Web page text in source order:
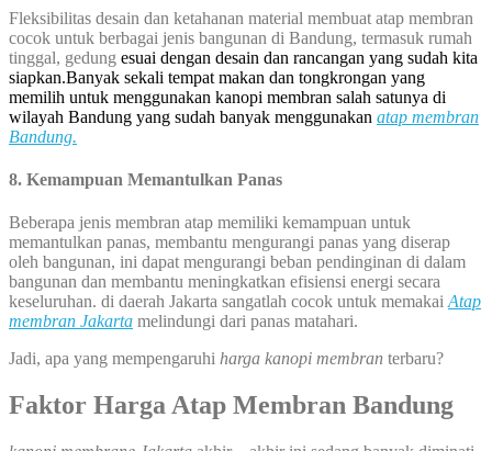
Fleksibilitas desain dan ketahanan material membuat atap membran
cocok untuk berbagai jenis bangunan di Bandung, termasuk rumah
tinggal, gedung esuai dengan desain dan rancangan yang sudah kita
siapkan.Banyak sekali tempat makan dan tongkrongan yang
memilih untuk menggunakan kanopi membran salah satunya di
wilayah Bandung yang sudah banyak menggunakan atap membran
Bandung.
8. Kemampuan Memantulkan Panas
Beberapa jenis membran atap memiliki kemampuan untuk
memantulkan panas, membantu mengurangi panas yang diserap
oleh bangunan, ini dapat mengurangi beban pendinginan di dalam
bangunan dan membantu meningkatkan efisiensi energi secara
keseluruhan. di daerah Jakarta sangatlah cocok untuk memakai Atap
membran Jakarta melindungi dari panas matahari.
Jadi, apa yang mempengaruhi harga kanopi membran terbaru?
Faktor Harga Atap Membran Bandung